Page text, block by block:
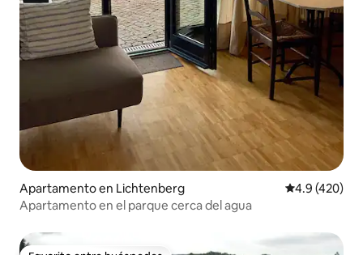
Apartamento en Lichtenberg Calificación
4.9 (420)
Apartamento en el parque cerca del agua